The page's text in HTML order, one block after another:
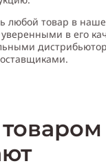
и женский)
любой товар в
в его